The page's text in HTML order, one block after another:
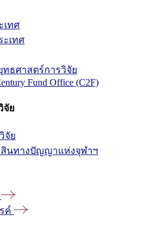
เทศ
ะเทศ
ธศาสตร์การวิจัย
Fund Office (C2F)
จัย
จัย
นทางปัญญาแห่งจุฬาฯ
ค์